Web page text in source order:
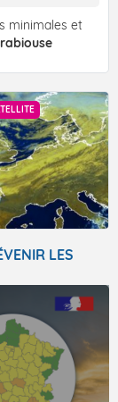
minimales et
LES